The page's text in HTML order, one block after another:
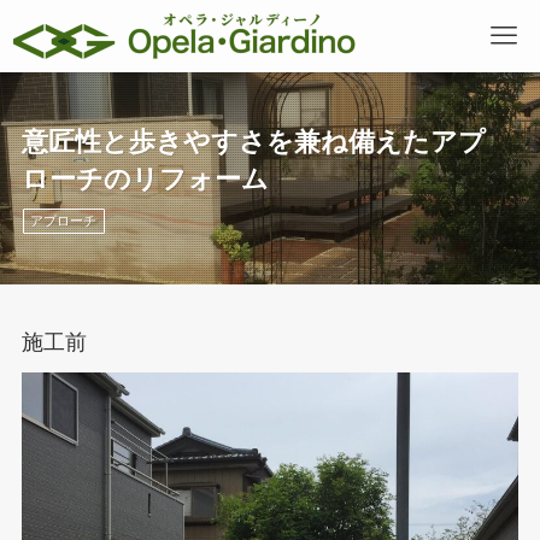
意匠性と歩きやすさを兼ね備えたアプ
ローチのリフォーム
アプローチ
施工前